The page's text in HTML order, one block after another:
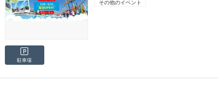
その他のイベント
駐車場